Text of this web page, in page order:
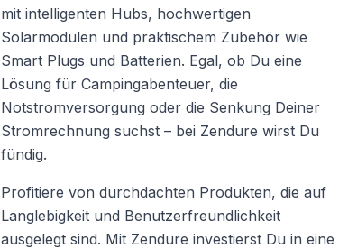
mit intelligenten Hubs, hochwertigen
Solarmodulen und praktischem Zubehör wie
Smart Plugs und Batterien. Egal, ob Du eine
Lösung für Campingabenteuer, die
Notstromversorgung oder die Senkung Deiner
Stromrechnung suchst – bei Zendure wirst Du
fündig.
Profitiere von durchdachten Produkten, die auf
Langlebigkeit und Benutzerfreundlichkeit
ausgelegt sind. Mit Zendure investierst Du in eine